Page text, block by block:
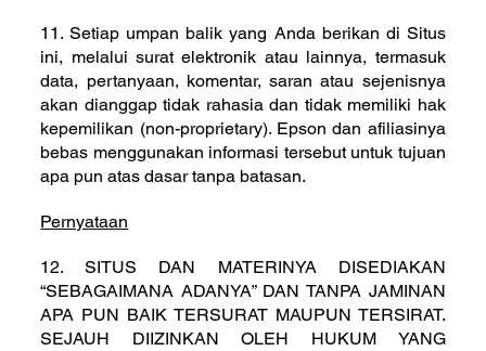
11. Setiap umpan balik yang Anda berikan di Situs
ini, melalui surat elektronik atau lainnya, termasuk
data, pertanyaan, komentar, saran atau sejenisnya
akan dianggap tidak rahasia dan tidak memiliki hak
kepemilikan (non-proprietary). Epson dan afiliasinya
bebas menggunakan informasi tersebut untuk tujuan
apa pun atas dasar tanpa batasan.
Pernyataan
12. SITUS DAN MATERINYA DISEDIAKAN
“SEBAGAIMANA ADANYA” DAN TANPA JAMINAN
APA PUN BAIK TERSURAT MAUPUN TERSIRAT.
SEJAUH DIIZINKAN OLEH HUKUM YANG